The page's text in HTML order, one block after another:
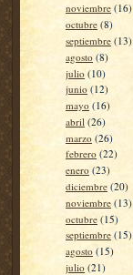
noviembre (16)
octubre (8)
septiembre (13)
agosto (8)
julio (10)
junio (12)
mayo (16)
abril (26)
marzo (26)
febrero (22)
enero (23)
diciembre (20)
noviembre (13)
octubre (15)
septiembre (15)
agosto (15)
julio (21)